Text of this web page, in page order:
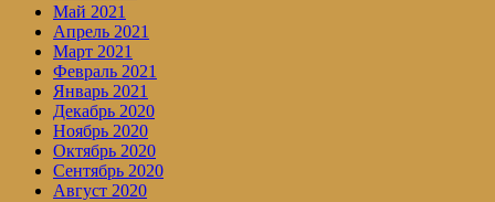
Май 2021
Апрель 2021
Март 2021
Февраль 2021
Январь 2021
Декабрь 2020
Ноябрь 2020
Октябрь 2020
Сентябрь 2020
Август 2020